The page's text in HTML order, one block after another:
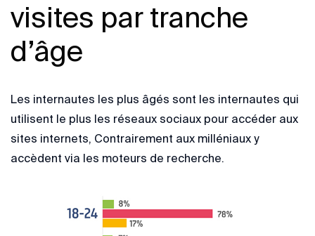
visites par tranche
d’âge
Les internautes les plus âgés sont les internautes qui
utilisent le plus les réseaux sociaux pour accéder aux
sites internets, Contrairement aux milléniaux y
accèdent via les moteurs de recherche.